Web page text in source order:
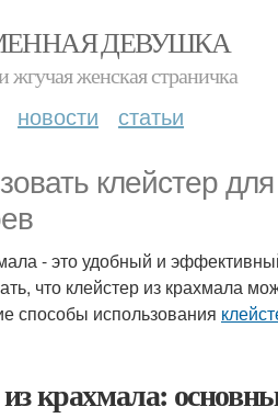
ДЕВУШКА
жгучая женская страничка
новости статьи
клейстер
- это удобный и
что клейстер из крахмала
способы использования
крахмала: